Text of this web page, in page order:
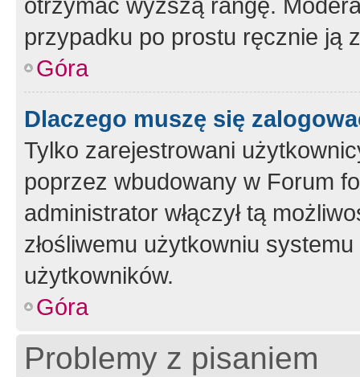
przypadku po prostu ręcznie ją
Góra
Dlaczego muszę się
Tylko zarejestrowani
poprzez wbudowany w Forum
administrator włączył tą
złośliwemu użytkowniu
użytkowników.
Góra
Problemy z pisaniem